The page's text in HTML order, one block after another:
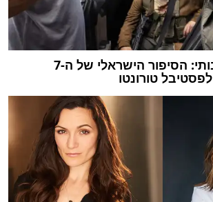
מול החרם התרבותי: הסיפור הישראלי של ה-7
טורונטו